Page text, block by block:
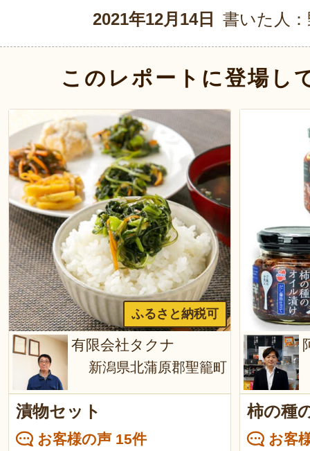
2021年12月14日 書いた人
このレポートに登場し
ふるさと納税可
有限会社タクナ
新潟県北蒲原郡聖籠町
漬物セット
お客様の声 15件
柿の種
お客